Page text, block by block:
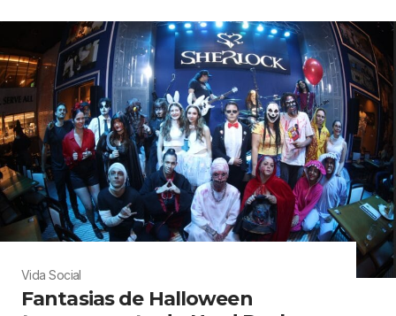
Vida Social
Fantasias de Halloween